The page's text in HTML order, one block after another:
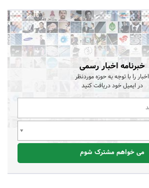
خبرنامه اخبار رسمی
اخبار را با توجه به حوزه موردنظر
در ایمیل خود دریافت کنید
می خواهم مشترک شوم